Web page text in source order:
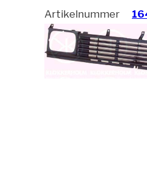
Artikelnummer